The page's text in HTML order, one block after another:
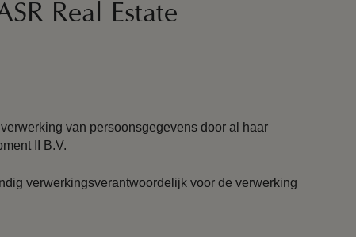
Real Estate
van persoonsgegevens door al haar
II B.V.
verwerkingsverantwoordelijk voor de verwerking